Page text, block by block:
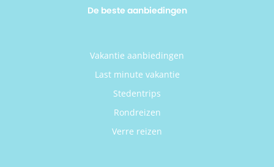
De beste aanbiedingen
Vakantie aanbiedingen
Last minute vakantie
Stedentrips
Rondreizen
Verre reizen